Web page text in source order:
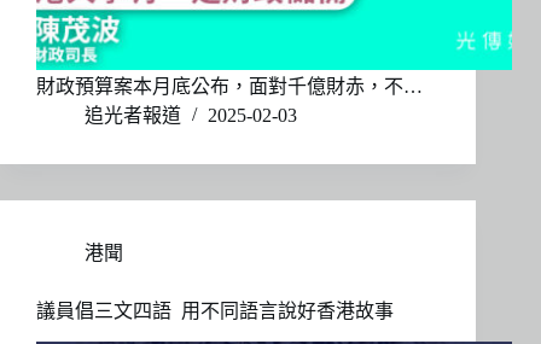
財政預算案本月底公布，面對千億財赤，不…
追光者報道
2025-02-03
港聞
議員倡三文四語 用不同語言說好香港故事